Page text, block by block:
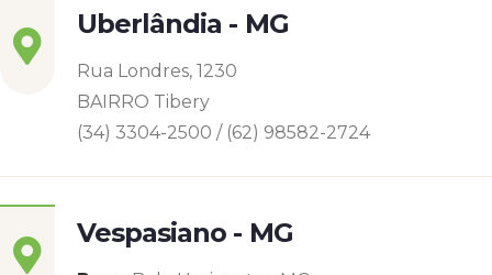
Uberlândia - MG
Rua Londres, 1230
BAIRRO Tibery
(34) 3304-2500 / (62) 98582-2724
Vespasiano - MG